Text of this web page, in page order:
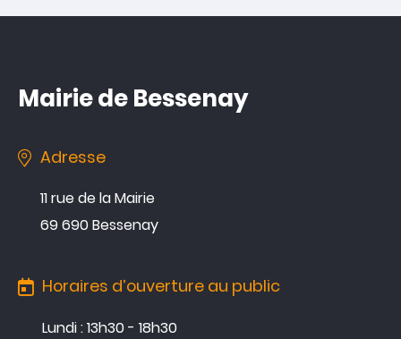
Mairie de Bessenay
Adresse
11 rue de la Mairie
69 690 Bessenay
Horaires d’ouverture au public
Lundi : 13h30 - 18h30